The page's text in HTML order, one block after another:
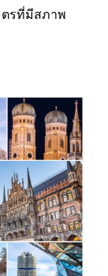
ตรที่มีสภาพ
ขึ้นลงท่ามก
ลล้อมรอบ
หล็กรูปทรง
ลิมปิก
องแลนด์
นี่เคยใช้เป็น
.ศ. 1972
ย์กีฬา และ
ะนักท่อง